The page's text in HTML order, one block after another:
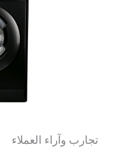
تجارب وآراء العملاء